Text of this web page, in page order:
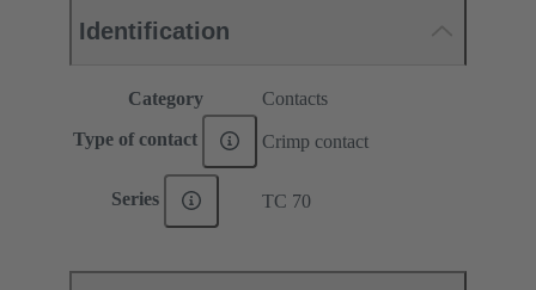
Identification
Category Contacts
Type of contact Crimp contact
Series TC 70